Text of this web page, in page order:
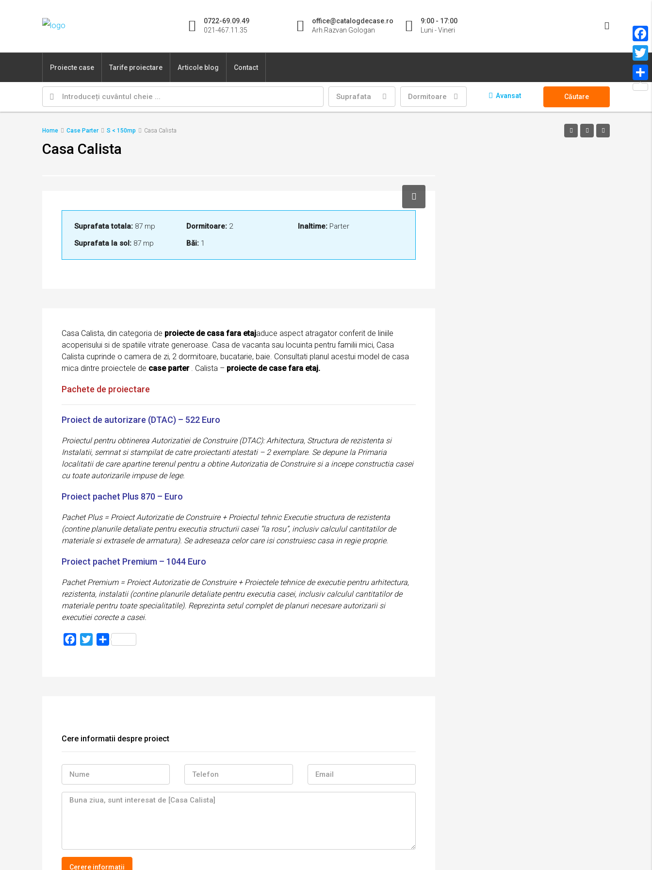
9:00 - 17:00
Luni - Vineri
office@catalogdecase.ro
Arh.Razvan Gologan
0722-69.09.49
021-467.11.35
Proiecte case Tarife proiectare Articole blog Contact
Suprafata Dormitoare Avansat Căutare
Home Case Parter S < 150mp Casa Calista
Casa Calista
Suprafata totala: 87 mp
Suprafata la sol: 87 mp
Dormitoare:2
Băi:1
Inaltime: Parter
Casa Calista, din categoria de proiecte de casa fara etajaduce aspect atragator conferit de liniile
acoperisului si de spatiile vitrate generoase. Casa de vacanta sau locuinta pentru familii mici, Casa
Calista cuprinde o camera de zi, 2 dormitoare, bucatarie, baie. Consultati planul acestui model de casa
mica dintre proiectele de case parter. Calista – proiecte de case fara etaj.
Pachete de proiectare
Proiect de autorizare (DTAC) – 522 Euro
Proiectul pentru obtinerea Autorizatiei de Construire (DTAC): Arhitectura, Structura de rezistenta si
Instalatii, semnat si stampilat de catre proiectanti atestati – 2 exemplare. Se depune la Primaria
localitatii de care apartine terenul pentru a obtine Autorizatia de Construire si a incepe constructia casei
cu toate autorizarile impuse de lege.
Proiect pachet Plus 870 – Euro
Pachet Plus = Proiect Autorizatie de Construire + Proiectul tehnic Executie structura de rezistenta
(contine planurile detaliate pentru executia structurii casei “la rosu”, inclusiv calculul cantitatilor de
materiale si extrasele de armatura). Se adreseaza celor care isi construiesc casa in regie proprie.
Proiect pachet Premium – 1044 Euro
Pachet Premium = Proiect Autorizatie de Construire + Proiectele tehnice de executie pentru arhitectura,
rezistenta, instalatii (contine planurile detaliate pentru executia casei, inclusiv calculul cantitatilor de
materiale pentru toate specialitatile). Reprezinta setul complet de planuri necesare autorizarii si
executiei corecte a casei.
Facebook
TwitterPartajează
Cere informatii despre proiect
Cerere informații